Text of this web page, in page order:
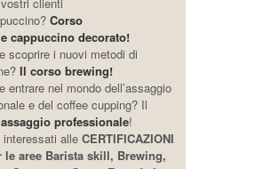
Corso
cappuccino decorato!
scoprire i nuovi metodi di
Il corso brewing!
entrare nel mondo dell’assaggio
e del coffee cupping? Il
assaggio professionale!
interessati alle CERTIFICAZIONI
le aree Barista skill, Brewing,